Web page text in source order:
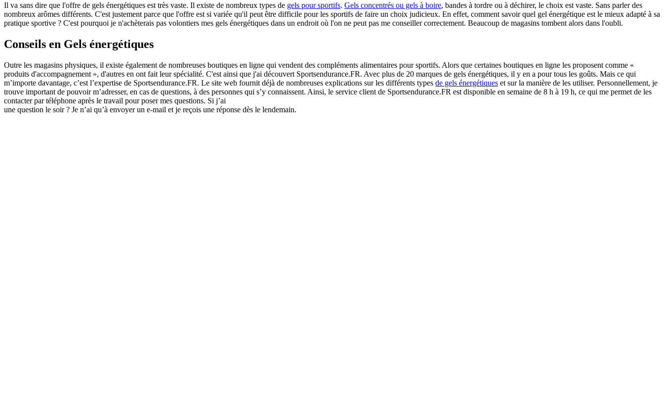
Il va sans dire que l'offre de gels énergétiques est très vaste. Il existe de nombreux types de gels pour sportifs. Gels concentrés ou gels à boire, bandes à tordre ou à déchirer, le choix est vaste. Sans parler des
nombreux arômes différents. C'est justement parce que l'offre est si variée qu'il peut être difficile pour les sportifs de faire un choix judicieux. En effet, comment savoir quel gel énergétique est le mieux adapté à sa
pratique sportive ? C'est pourquoi je n'achèterais pas volontiers mes gels énergétiques dans un endroit où l'on ne peut pas me conseiller correctement. Beaucoup de magasins tombent alors dans l'oubli.
Conseils en Gels énergétiques
Outre les magasins physiques, il existe également de nombreuses boutiques en ligne qui vendent des compléments alimentaires pour sportifs. Alors que certaines boutiques en ligne les proposent comme «
produits d'accompagnement », d'autres en ont fait leur spécialité. C'est ainsi que j'ai découvert Sportsendurance.FR. Avec plus de 20 marques de gels énergétiques, il y en a pour tous les goûts. Mais ce qui
m’importe davantage, c’est l’expertise de Sportsendurance.FR. Le site web fournit déjà de nombreuses explications sur les différents types de gels énergétiques et sur la manière de les utiliser. Personnellement, je
trouve important de pouvoir m’adresser, en cas de questions, à des personnes qui s’y connaissent. Ainsi, le service client de Sportsendurance.FR est disponible en semaine de 8 h à 19 h, ce qui me permet de les
contacter par téléphone après le travail pour poser mes questions. Si j’ai
une question le soir ? Je n’ai qu’à envoyer un e-mail et je reçois une réponse dès le lendemain.